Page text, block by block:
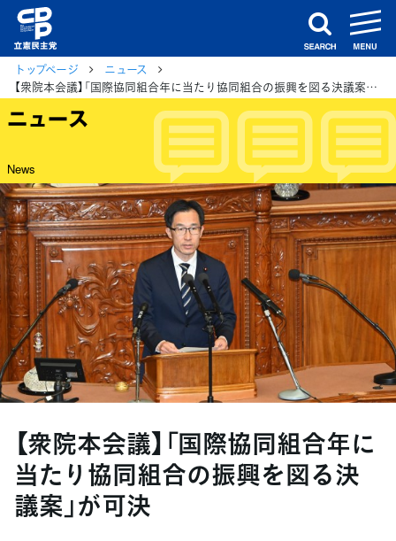
search
トップページ
ニュース
【衆院本会議】「国際協同組合年に当たり協同組合の振興を図る決議案」が可決
ニュース
News
【衆院本会議】「国際協同組合年に
当たり協同組合の振興を図る決
議案」が可決